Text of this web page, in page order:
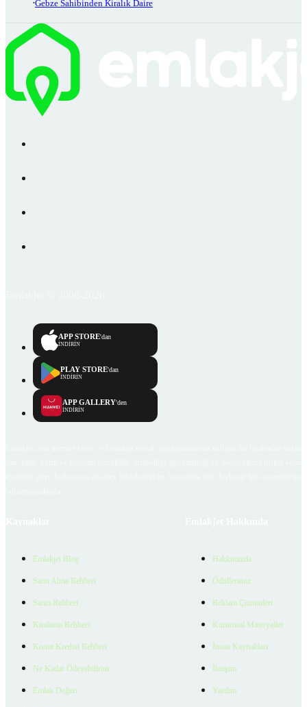
Gebze Sahibinden Kiralık Daire
APP STORE'dan
İNDİRİN
PLAY STORE'dan
İNDİRİN
APP GALLERY'den
İNDİRİN
Emlakjet Blog
Satın Alma Rehberi
Satıcı Rehberi
Kiralama Rehberi
Konut Kredisi Rehberi
Ne Kadar Ödeyebilirim
Emlak Değeri
Hakkımızda
Ödüllerimiz
Reklam Çözümleri
Kurumsal Materyaller
İnsan Kaynakları
İletişim
Yardım